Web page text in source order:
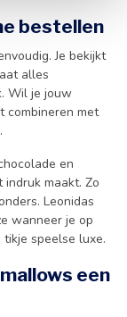
bestellen
Je bekijkt
alles
Wil je jouw
combineren met
en
maakt. Zo
Leonidas
wanneer je op
speelse luxe.
een